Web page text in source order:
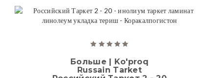
Больше | Ko'proq
Russain Tarket